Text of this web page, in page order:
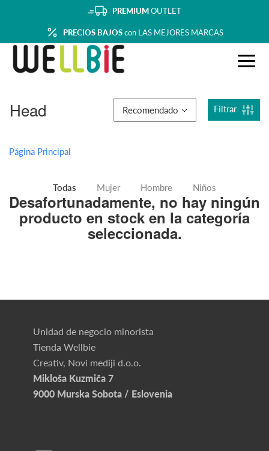
PREMIUMOUTLET
PRECIOS BAJOScon LAS MEJORES MARCAS
Head Recomendado Filtrar
Página Principal
Todas Mujer Hombre Niños
Desafortunadamente, no hay ningún
producto en stock en la categoría
seleccionada.
Unidad de negocio minorista
Tienda Wellbie
Creativ, Novi mediji d.o.o.
Mikloša Kuzmiča 7
9000 Murska Sobota / Eslovenia